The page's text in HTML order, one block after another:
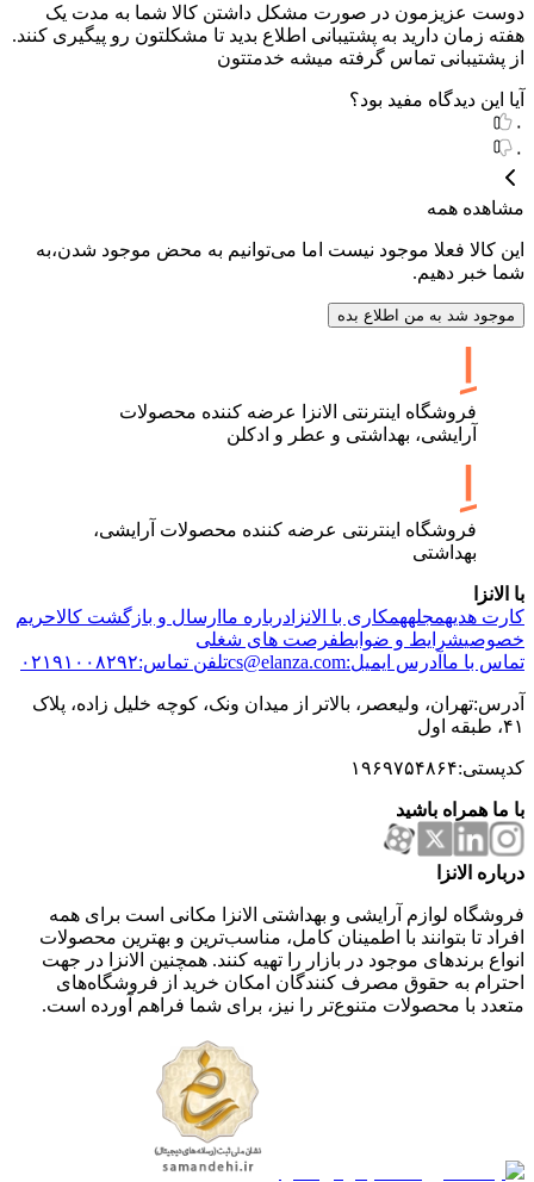
دوست عزیزمون در صورت مشکل داشتن کالا شما به مدت یک
هفته زمان دارید به پشتیبانی اطلاع بدید تا مشکلتون رو پیگیری کنند.
از پشتیبانی تماس گرفته میشه خدمتتون
آیا این دیدگاه مفید بود؟
۰
۰
مشاهده همه
این کالا فعلا موجود نیست اما می‌توانیم به محض موجود شدن،به
شما خبر دهیم.
موجود شد به من اطلاع بده
فروشگاه اینترنتی الانزا عرضه کننده محصولات
آرایشی، بهداشتی و عطر و ادکلن
فروشگاه اینترنتی عرضه کننده محصولات آرایشی،
بهداشتی
با الانزا
کارت هدیهمجلههمکاری با الانزا درباره ما ارسال و بازگشت کالاحریم
خصوصیشرایط و ضوابطفرصت های شغلی
تماس با ما آدرس ایمیل:cs@elanza.com تلفن تماس:۰۲۱۹۱۰۰۸۲۹۲
آدرس:تهران، ولیعصر، بالاتر از میدان ونک، کوچه خلیل زاده، پلاک
۴۱، طبقه اول
کدپستی:۱۹۶۹۷۵۴۸۶۴
با ما همراه باشید
درباره الانزا
فروشگاه لوازم آرایشی و بهداشتی الانزا مکانی است برای همه
افراد تا بتوانند با اطمینان کامل، مناسب‌ترین و بهترین محصولات
انواع برندهای موجود در بازار را تهیه کنند. همچنین الانزا در جهت
احترام به حقوق مصرف کنندگان امکان خرید از فروشگاه‌های
متعدد با محصولات متنوع‌تر را نیز، برای شما فراهم آورده است.